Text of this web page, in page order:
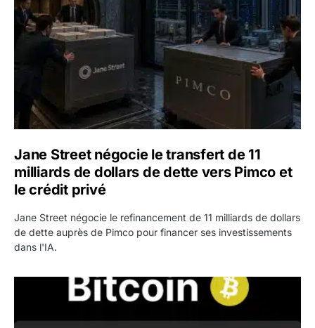
Jane Street négocie le transfert de 11
milliards de dollars de dette vers Pimco et
le crédit privé
Jane Street négocie le refinancement de 11 milliards de dollars
de dette auprès de Pimco pour financer ses investissements
dans l'IA.
Bitcoin stagne à 64 000 dollars pendant que les